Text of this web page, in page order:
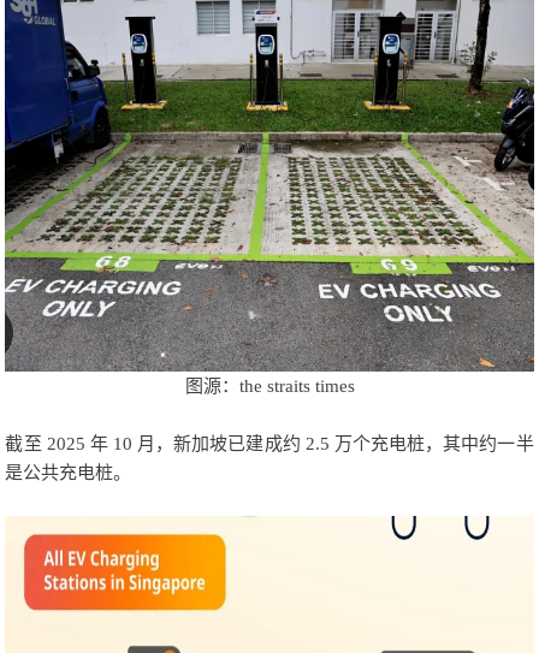
图源：the straits times
截至 2025 年 10 月，新加坡已建成约 2.5 万个充电桩，其中约一半
是公共充电桩。